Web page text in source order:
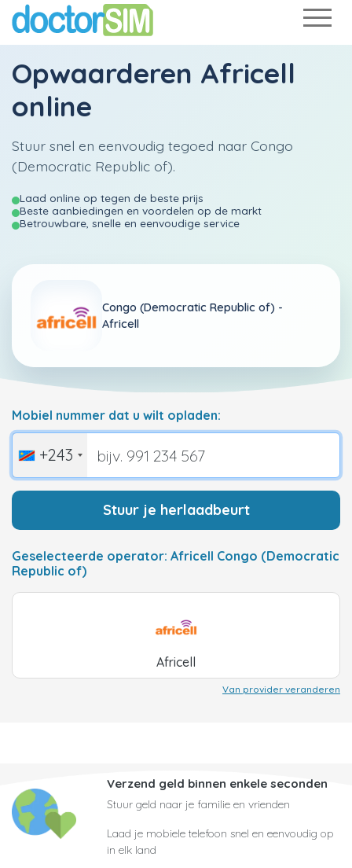
Opwaarderen Africell
online
Stuur snel en eenvoudig tegoed naar Congo
(Democratic Republic of).
Laad online op tegen de beste prijs
Beste aanbiedingen en voordelen op de markt
Betrouwbare, snelle en eenvoudige service
Congo (Democratic Republic of) -
Africell
Mobiel nummer dat u wilt opladen:
+243
Stuur je herlaadbeurt
Geselecteerde operator: Africell Congo (Democratic
Republic of)
Africell
Van provider veranderen
Verzend geld binnen enkele seconden
Stuur geld naar je familie en vrienden
Laad je mobiele telefoon snel en eenvoudig op
in elk land